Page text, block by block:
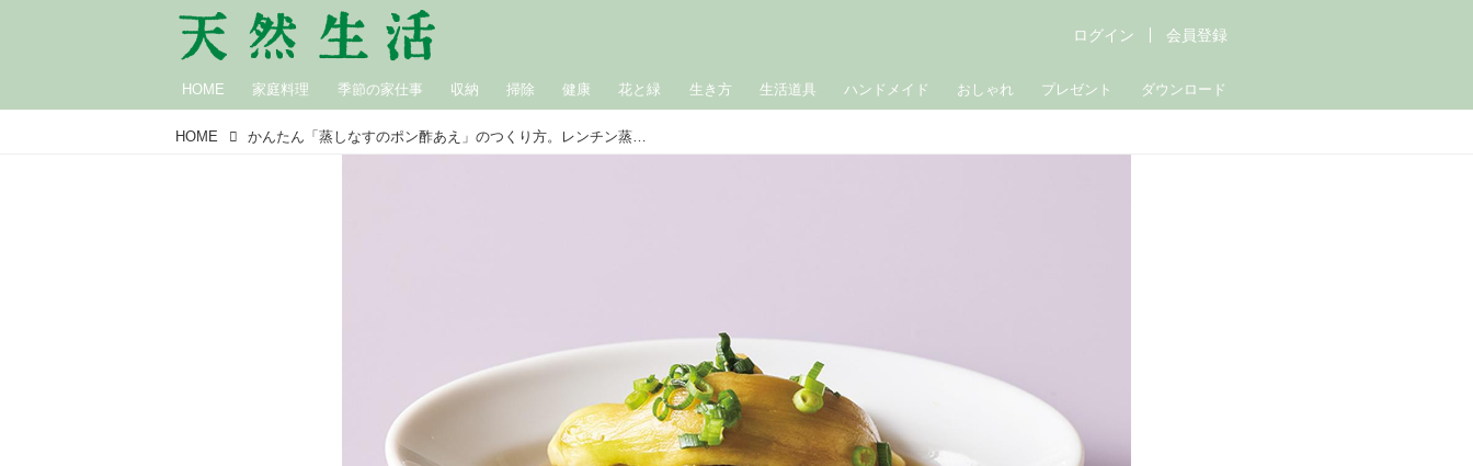
HOME 家庭料理 季節の家仕事 収納 掃除 健康 花と緑 生き方 生活道具 ハンドメイド おしゃれ プレゼント ダウンロード
ログイン 会員登録
HOME かんたん「蒸しなすのポン酢あえ」のつくり方。レンチン蒸しでふっくらみずみずしく！夏のさっぱりおかず／料理研究家・ワタナベマキさん